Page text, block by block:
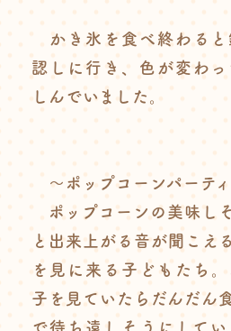
かき氷を食べ終わると
認しに行き、色が変わ
しんでいました。
～ポップコーンパーテ
ポップコーンの美味し
と出来上がる音が聞こえ
を見に来る子どもたち
子を見ていたらだんだん
で待ち遠しそうにしてい